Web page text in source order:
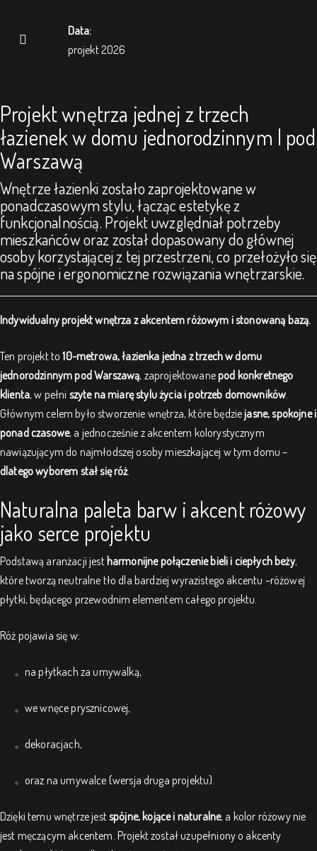
Data:
projekt 2026
Projekt wnętrza jednej z trzech
łazienek w domu jednorodzinnym | pod
Warszawą
Wnętrze łazienki zostało zaprojektowane w
ponadczasowym stylu, łącząc estetykę z
funkcjonalnością. Projekt uwzględniał potrzeby
mieszkańców oraz został dopasowany do głównej
osoby korzystającej z tej przestrzeni, co przełożyło się
na spójne i ergonomiczne rozwiązania wnętrzarskie.
Indywidualny projekt wnętrza z akcentem różowym i stonowaną bazą.
Ten projekt to10-metrowa, łazienka jedna z trzech w domu
jednorodzinnym pod Warszawą, zaprojektowanepod konkretnego
klienta, w pełni szyte na miarę stylu życia i potrzeb domowników
Głównym celem było stworzenie wnętrza, które będziejasne, spokojne i
ponad czasowe, a jednocześnie z akcentem kolorystycznym
nawiązującym do najmłodszej osoby mieszkającej w tym domu –
dlatego wyborem stał się róż.
Naturalna paleta barw i akcent różowy
jako serce projektu
Podstawą aranżacji jestharmonijne połączenie bieli i ciepłych beży,
które tworzą neutralne tło dla bardziej wyrazistego akcentu –różowej
płytki, będącego przewodnim elementem całego projektu.
Róż pojawia się w:
na płytkach za umywalką,
we wnęce prysznicowej,
dekoracjach,
oraz na umywalce (wersja druga projektu).
Dzięki temu wnętrze jestspójne, kojące i naturalne, a kolor różowy nie
jest męczącym akcentem. Projekt został uzupełniony o akcenty